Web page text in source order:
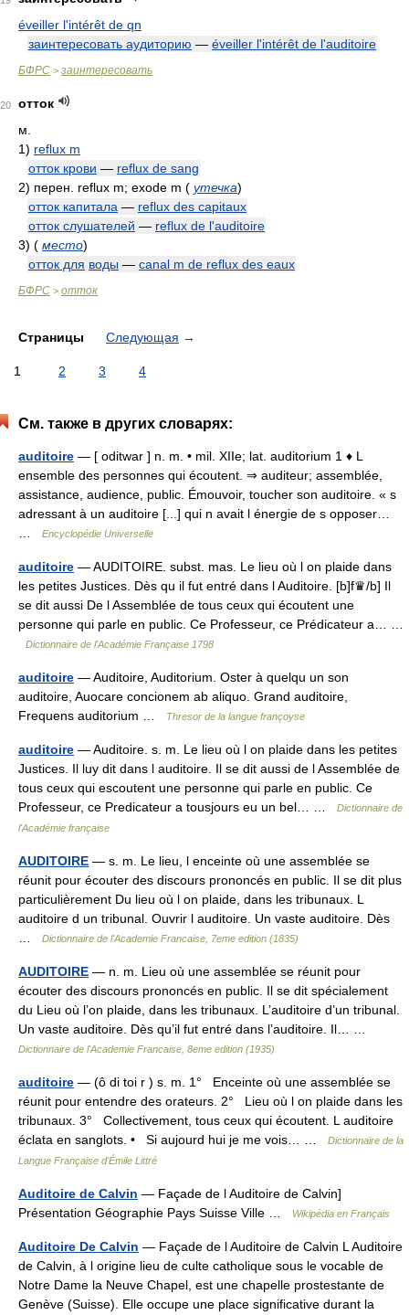
éveiller l'intérêt de qn
заинтересовать аудиторию — éveiller l'intérêt de l'auditoire
БФРС > заинтересовать
20
отток
м.
1) reflux m
отток крови — reflux de sang
2) перен. reflux m; exode m ( утечка)
отток капитала — reflux des capitaux
отток слушателей — reflux de l'auditoire
3) ( место)
отток для воды — canal m de reflux des eaux
БФРС > отток
Страницы Следующая →
1 2 3 4
См. также в других словарях:
auditoire — [ oditwar ] n. m. • mil. XIIe; lat. auditorium 1 ♦ L
ensemble des personnes qui écoutent. ⇒ auditeur; assemblée,
assistance, audience, public. Émouvoir, toucher son auditoire. « s
adressant à un auditoire [...] qui n avait l énergie de s opposer…
Encyclopédie Universelle
auditoire — AUDITOIRE. subst. mas. Le lieu où l on plaide dans
les petites Justices. Dès qu il fut entré dans l Auditoire. [b]f♛/b] Il
se dit aussi De l Assemblée de tous ceux qui écoutent une
personne qui parle en public. Ce Professeur, ce Prédicateur a… …
Dictionnaire de l'Académie Française 1798
auditoire — Auditoire, Auditorium. Oster à quelqu un son
auditoire, Auocare concionem ab aliquo. Grand auditoire,
Frequens auditorium …
Thresor de la langue françoyse
auditoire — Auditoire. s. m. Le lieu où l on plaide dans les petites
Justices. Il luy dit dans l auditoire. Il se dit aussi de l Assemblée de
tous ceux qui escoutent une personne qui parle en public. Ce
Professeur, ce Predicateur a tousjours eu un bel… …
Dictionnaire de
l'Académie française
AUDITOIRE — s. m. Le lieu, l enceinte où une assemblée se
réunit pour écouter des discours prononcés en public. Il se dit plus
particulièrement Du lieu où l on plaide, dans les tribunaux. L
auditoire d un tribunal. Ouvrir l auditoire. Un vaste auditoire. Dès
Dictionnaire de l'Academie Francaise, 7eme edition (1835)
AUDITOIRE — n. m. Lieu où une assemblée se réunit pour
écouter des discours prononcés en public. Il se dit spécialement
du Lieu où l’on plaide, dans les tribunaux. L’auditoire d’un tribunal.
Un vaste auditoire. Dès qu’il fut entré dans l’auditoire. Il… …
Dictionnaire de l'Academie Francaise, 8eme edition (1935)
auditoire — (ô di toi r ) s. m. 1° Enceinte où une assemblée se
réunit pour entendre des orateurs. 2° Lieu où l on plaide dans les
tribunaux. 3° Collectivement, tous ceux qui écoutent. L auditoire
éclata en sanglots. • Si aujourd hui je me vois… …
Dictionnaire de la
Langue Française d'Émile Littré
Auditoire de Calvin — Façade de l Auditoire de Calvin]
Présentation Géographie Pays Suisse Ville …
Wikipédia en Français
Auditoire De Calvin — Façade de l Auditoire de Calvin L Auditoire
de Calvin, à l origine lieu de culte catholique sous le vocable de
Notre Dame la Neuve Chapel, est une chapelle prostestante de
Genève (Suisse). Elle occupe une place significative durant la